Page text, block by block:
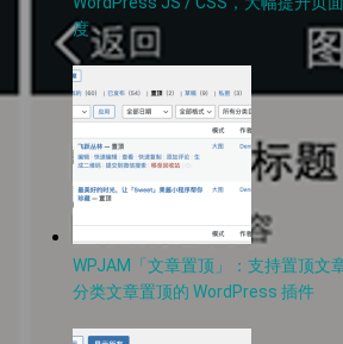
度
WPJAM「文章置顶」：支持置顶文
分类文章置顶的 WordPress 插件